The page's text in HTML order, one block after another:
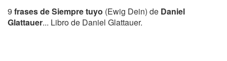
9 frases de Siempre tuyo (Ewig Dein) de Daniel
Glattauer... Libro de Daniel Glattauer.